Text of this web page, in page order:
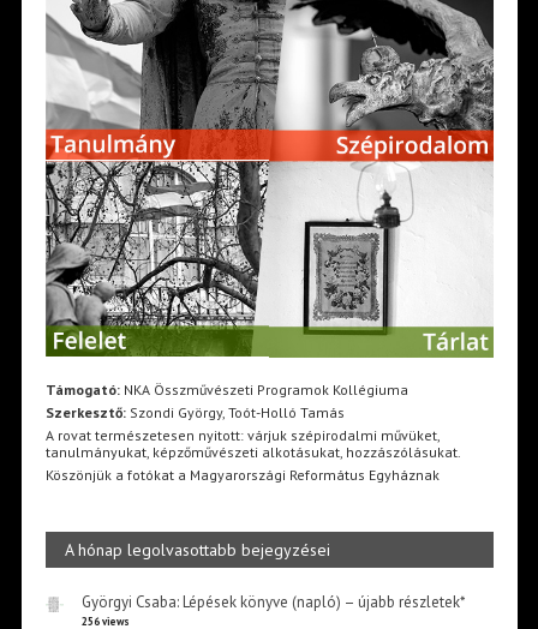
Támogató:NKA Összművészeti Programok Kollégiuma
Szerkesztő:Szondi György, Toót-Holló Tamás
A rovat természetesen nyitott: várjuk szépirodalmi művüket,
tanulmányukat, képzőművészeti alkotásukat, hozzászólásukat.
Köszönjük a fotókat a Magyarországi Református Egyháznak
A hónap legolvasottabb bejegyzései
Györgyi Csaba: Lépések könyve (napló) – újabb részletek*
256 views